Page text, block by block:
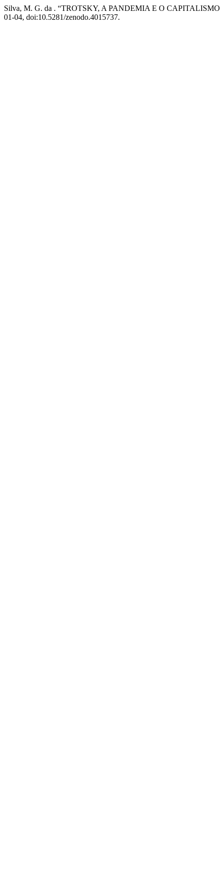
Silva, M. G. da . “TROTSKY, A PANDEMIA E O
01-04, doi:10.5281/zenodo.4015737.